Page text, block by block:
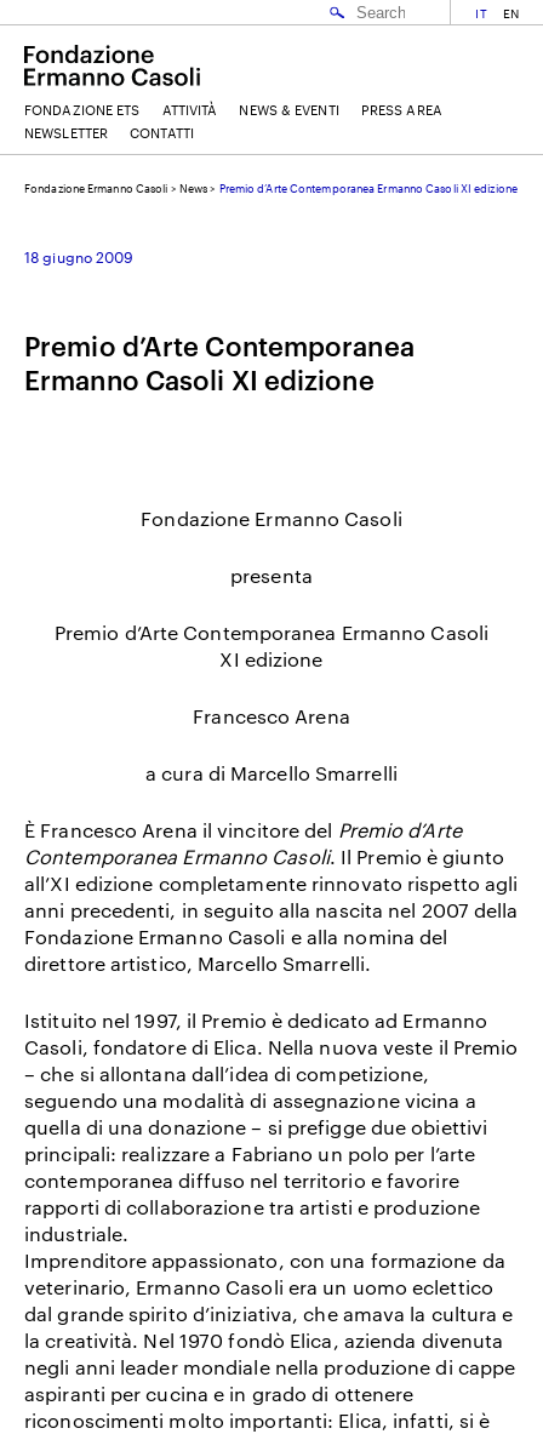
COGNOME
IT EN
FONDAZIONE ETS ATTIVITÀ NEWS & EVENTI
PRESS AREA
NEWSLETTER
CONTATTI
Fondazione Ermanno Casoli > News> Premio d’Arte Contemporanea Ermanno Casoli XI edizione
18 giugno 2009
Premio d’Arte Contemporanea
Ermanno Casoli XI edizione
Fondazione Ermanno Casoli
presenta
Premio d’Arte Contemporanea Ermanno Casoli
XI edizione
Francesco Arena
a cura di Marcello Smarrelli
È Francesco Arena il vincitore del Premio d’Arte
Contemporanea Ermanno Casoli. Il Premio è giunto
all’XI edizione completamente rinnovato rispetto agli
anni precedenti, in seguito alla nascita nel 2007 della
Fondazione Ermanno Casoli e alla nomina del
direttore artistico, Marcello Smarrelli.
Istituito nel 1997, il Premio è dedicato ad Ermanno
Casoli, fondatore di Elica. Nella nuova veste il Premio
– che si allontana dall’idea di competizione,
seguendo una modalità di assegnazione vicina a
quella di una donazione – si prefigge due obiettivi
principali: realizzare a Fabriano un polo per l’arte
contemporanea diffuso nel territorio e favorire
rapporti di collaborazione tra artisti e produzione
industriale.
Imprenditore appassionato, con una formazione da
veterinario, Ermanno Casoli era un uomo eclettico
dal grande spirito d’iniziativa, che amava la cultura e
la creatività. Nel 1970 fondò Elica, azienda divenuta
negli anni leader mondiale nella produzione di cappe
aspiranti per cucina e in grado di ottenere
riconoscimenti molto importanti: Elica, infatti, si è